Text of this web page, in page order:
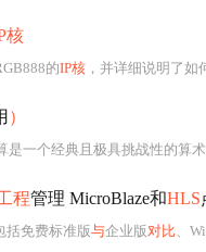
核
的IP核 ，并详细说明了如
）
是一个经典且极具挑战性的算
程管理 MicroBlaze和HLS
括免费标准版与企业版对比、